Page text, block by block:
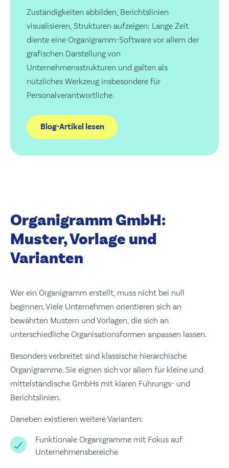
Zuständigkeiten abbilden, Berichtslinien
visualisieren, Strukturen aufzeigen: Lange Zeit
diente eine Organigramm-Software vor allem der
grafischen Darstellung von
Unternehmensstrukturen und galten als
nützliches Werkzeug insbesondere für
Personalverantwortliche.
Blog-Artikel lesen
Organigramm GmbH:
Muster, Vorlage und
Varianten
Wer ein Organigramm erstellt, muss nicht bei null
beginnen. Viele Unternehmen orientieren sich an
bewährten Mustern und Vorlagen, die sich an
unterschiedliche Organisationsformen anpassen lassen.
Besonders verbreitet sind klassische hierarchische
Organigramme. Sie eignen sich vor allem für kleine und
mittelständische GmbHs mit klaren Führungs- und
Berichtslinien.
Daneben existieren weitere Varianten:
Funktionale Organigramme mit Fokus auf
Unternehmensbereiche